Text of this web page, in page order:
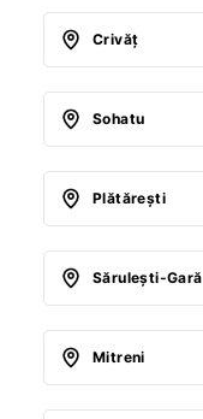
Crivăţ
Sohatu
Plătăreşti
Săruleşti-Gară
Mitreni